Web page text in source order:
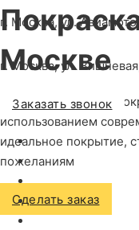
г. Москва, ул.
г. Москва, ул.
Заказать звонок
Москве
Профессиональная
использованием
идеальное покрытие,
пожеланиям
Сделать заказ